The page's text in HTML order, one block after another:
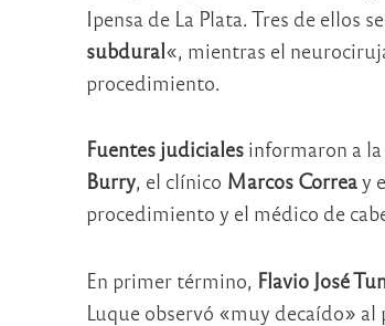
Ipensa de La Plata. Tres de ellos
subdural«, mientras el
procedimiento.
Fuentes judicialesinformaron a la
Burry, el clínico Marcos Correay
procedimiento y el médico de
En primer término, Flavio José
Luque observó «muy decaído» al